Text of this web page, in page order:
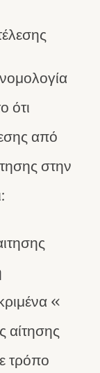
ότι
από
στην
«
αίτησης
τρόπο